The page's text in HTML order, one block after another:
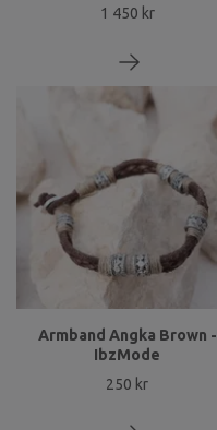
1 450 kr
Armband Angka Brown -
IbzMode
250 kr